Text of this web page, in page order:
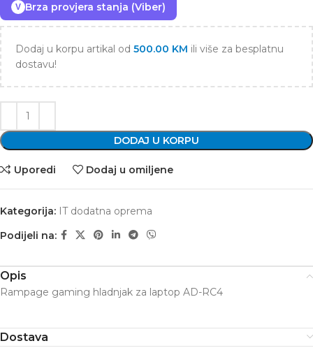
V Brza provjera stanja (Viber)
Dodaj u korpu artikal od 500.00 KM ili više za besplatnu
dostavu!
DODAJ U KORPU
Uporedi Dodaj u omiljene
Kategorija: IT dodatna oprema
Podijeli na:
Opis
Rampage gaming hladnjak za laptop AD-RC4
Dostava